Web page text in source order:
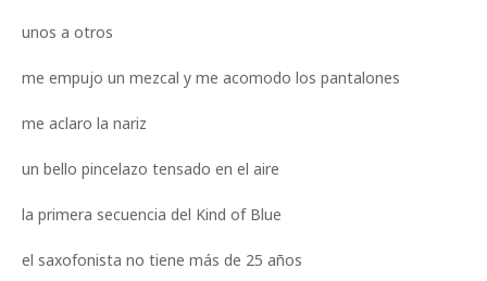
unos a otros
me empujo un mezcal y me acomodo los pantalones
me aclaro la nariz
un bello pincelazo tensado en el aire
la primera secuencia del Kind of Blue
el saxofonista no tiene más de 25 años